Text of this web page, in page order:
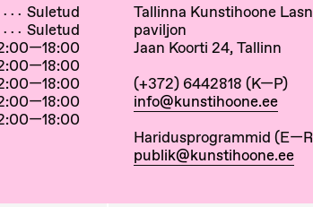
Suletud
Suletud
Tallinna Kunstihoone
paviljon
Jaan Koorti 24, Tallinn
(+372) 6442818 (K—P)
info@kunstihoone.ee
Haridusprogrammid
publik@kunstihoone.ee